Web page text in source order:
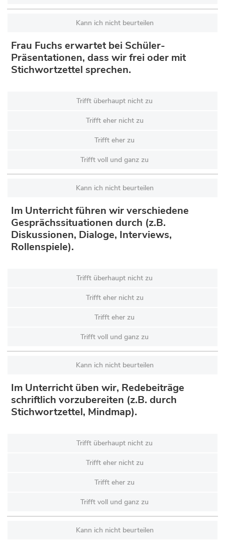
Kann ich nicht beurteilen
Frau Fuchs erwartet bei Schüler-
Präsentationen, dass wir frei oder mit
Stichwortzettel sprechen.
Trifft überhaupt nicht zu
Trifft eher nicht zu
Trifft eher zu
Trifft voll und ganz zu
Kann ich nicht beurteilen
Im Unterricht führen wir verschiedene
Gesprächssituationen durch (z.B.
Diskussionen, Dialoge, Interviews,
Rollenspiele).
Trifft überhaupt nicht zu
Trifft eher nicht zu
Trifft eher zu
Trifft voll und ganz zu
Kann ich nicht beurteilen
Im Unterricht üben wir, Redebeiträge
schriftlich vorzubereiten (z.B. durch
Stichwortzettel, Mindmap).
Trifft überhaupt nicht zu
Trifft eher nicht zu
Trifft eher zu
Trifft voll und ganz zu
Kann ich nicht beurteilen